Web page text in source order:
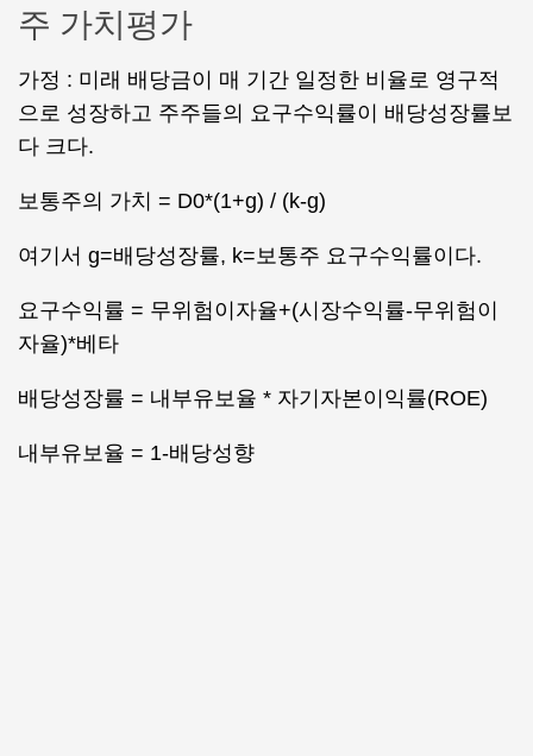
주 가치평가
가정 : 미래 배당금이 매 기간 일정한 비율로 영구적
으로 성장하고 주주들의 요구수익률이 배당성장률보
다 크다.
보통주의 가치 = D0*(1+g) / (k-g)
여기서 g=배당성장률, k=보통주 요구수익률이다.
요구수익률 = 무위험이자율+(시장수익률-무위험이
자율)*베타
배당성장률 = 내부유보율 * 자기자본이익률(ROE)
내부유보율 = 1-배당성향